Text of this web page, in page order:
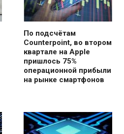
По подсчётам
Counterpoint, во втором
квартале на Apple
пришлось 75%
операционной прибыли
на рынке смартфонов